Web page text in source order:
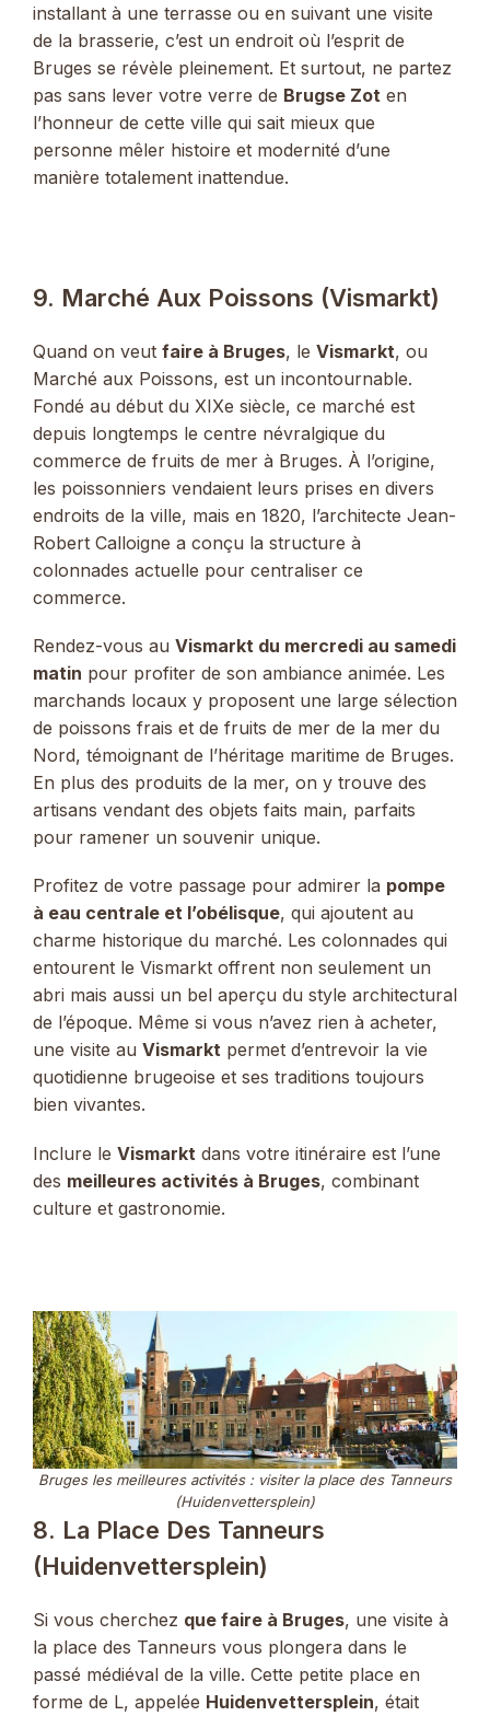
installant à une terrasse ou en suivant une visite
de la brasserie, c’est un endroit où l’esprit de
Bruges se révèle pleinement. Et surtout, ne partez
pas sans lever votre verre de Brugse Zot en
l’honneur de cette ville qui sait mieux que
personne mêler histoire et modernité d’une
manière totalement inattendue.
9. Marché Aux Poissons (Vismarkt)
Quand on veut faire à Bruges, le Vismarkt, ou
Marché aux Poissons, est un incontournable.
Fondé au début du XIXe siècle, ce marché est
depuis longtemps le centre névralgique du
commerce de fruits de mer à Bruges. À l’origine,
les poissonniers vendaient leurs prises en divers
endroits de la ville, mais en 1820, l’architecte Jean-
Robert Calloigne a conçu la structure à
colonnades actuelle pour centraliser ce
commerce.
Rendez-vous au Vismarkt du mercredi au samedi
matin pour profiter de son ambiance animée. Les
marchands locaux y proposent une large sélection
de poissons frais et de fruits de mer de la mer du
Nord, témoignant de l’héritage maritime de Bruges.
En plus des produits de la mer, on y trouve des
artisans vendant des objets faits main, parfaits
pour ramener un souvenir unique.
Profitez de votre passage pour admirer la pompe
à eau centrale et l’obélisque, qui ajoutent au
charme historique du marché. Les colonnades qui
entourent le Vismarkt offrent non seulement un
abri mais aussi un bel aperçu du style architectural
de l’époque. Même si vous n’avez rien à acheter,
une visite au Vismarkt permet d’entrevoir la vie
quotidienne brugeoise et ses traditions toujours
bien vivantes.
Inclure le Vismarkt dans votre itinéraire est l’une
des meilleures activités à Bruges, combinant
culture et gastronomie.
Bruges les meilleures activités : visiter la place des Tanneurs
(Huidenvettersplein)
8. La Place Des Tanneurs
(Huidenvettersplein)
Si vous cherchez que faire à Bruges, une visite à
la place des Tanneurs vous plongera dans le
passé médiéval de la ville. Cette petite place en
forme de L, appelée Huidenvettersplein, était